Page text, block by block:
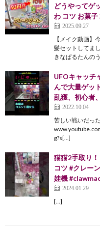
どうやってゲ
わ コツ お菓
2025.09.27
【メイク動画】
髪セットしてま
きなぱるたんの
UFOキャッチ
んで大量ゲッ
乱獲、初心者
2022.10.04
苦しい戦いだっ
g?s[…]
猫猫2手取り
コツ #クレー
娃機
2024.01.29
[…]